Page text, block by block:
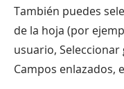
También puedes
de la hoja (por
usuario, Seleccionar
Campos enlazados,